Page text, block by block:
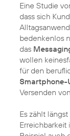
Eine Studie
dass sich
bedenkenlos
das
wollen
für den
Smartphone-
Versenden
Es zählt
Erreichbarkeit